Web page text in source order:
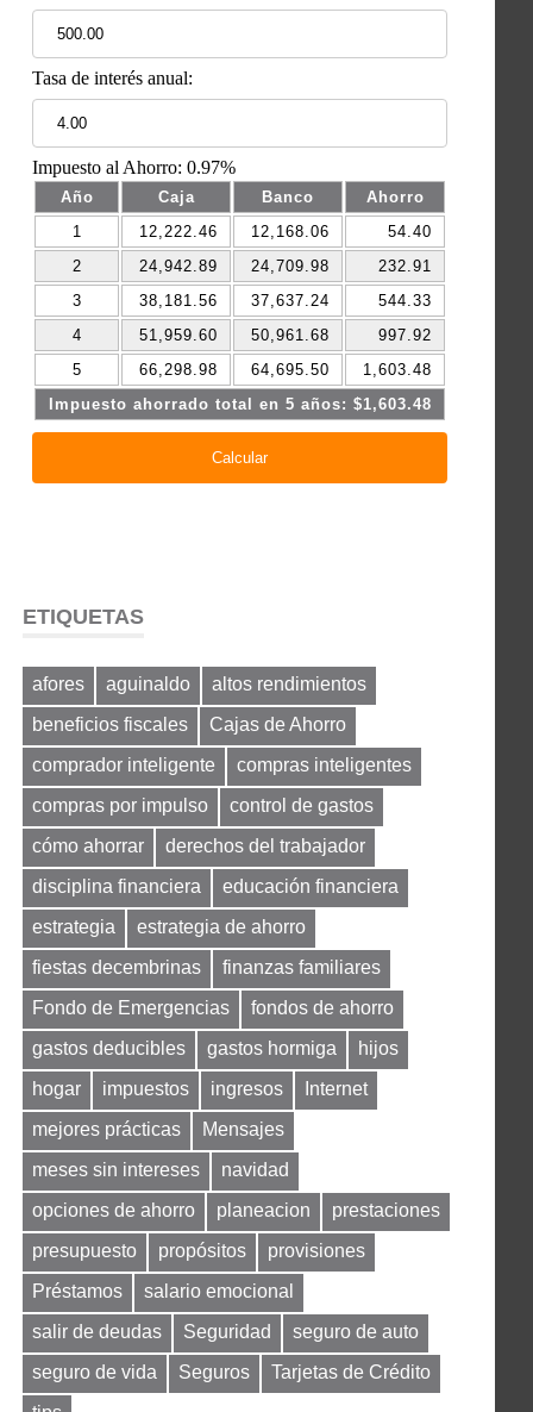
ETIQUETAS
afores aguinaldo
altos rendimientos
beneficios fiscales
Cajas de Ahorro
comprador inteligente
compras inteligentes
compras por impulso
control de gastos
cómo ahorrar
derechos del trabajador
disciplina financiera
educación financiera
estrategia
estrategia de ahorro
fiestas decembrinas
finanzas familiares
Fondo de Emergencias
fondos de ahorro
gastos deducibles
gastos hormiga
hijos
hogar
impuestos ingresos
Internet
mejores prácticas
Mensajes
meses sin intereses
navidad
opciones de ahorro
planeacion
prestaciones
presupuesto
propósitos
provisiones
Préstamos
salario emocional
salir de deudas
Seguridad
seguro de auto
seguro de vida
Seguros
Tarjetas de Crédito